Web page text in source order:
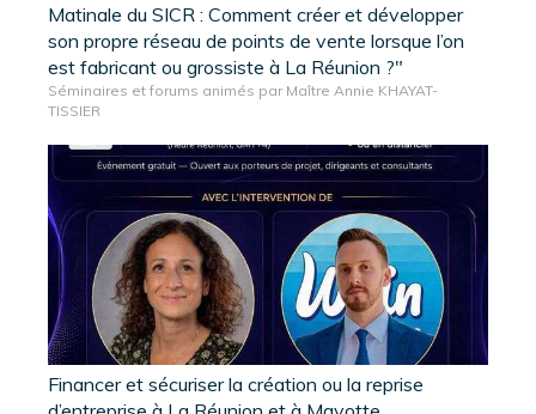
Matinale du SICR : Comment créer et développer
son propre réseau de points de vente lorsque l’on
est fabricant ou grossiste à La Réunion ?"
Séminaires et forums animés par Maître Annie KHAYAT-
TISSIER
Financer et sécuriser la création ou la reprise